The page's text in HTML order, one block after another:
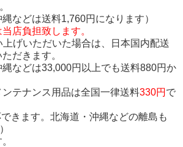
縄などは送料1,760円になります）
店負担致します。
上げいただいた場合は、日本国内配送
だきます。
縄などは33,000円以上でも送料880円か
テナンス用品は全国一律送料330円 で
できます。北海道・沖縄などの離島も